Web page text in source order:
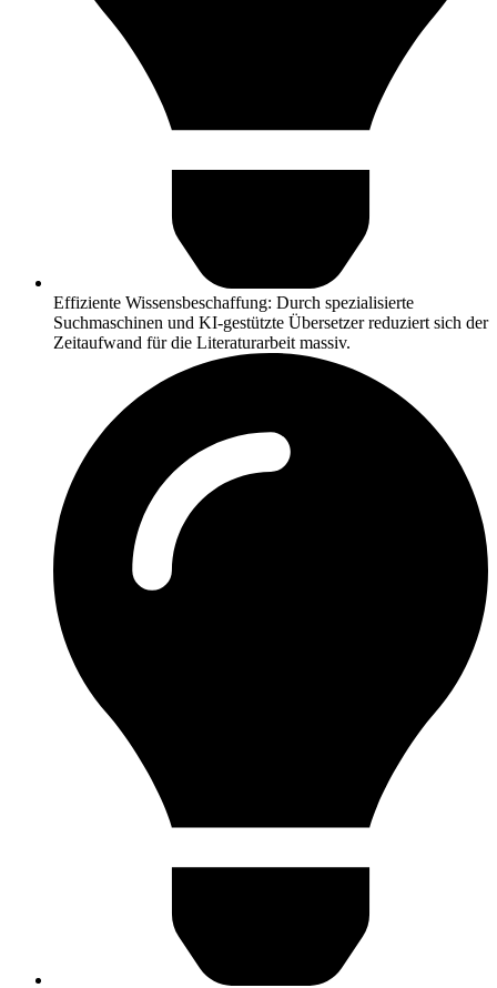
Effiziente Wissensbeschaffung: Durch spezialisierte
Suchmaschinen und KI-gestützte Übersetzer reduziert sich der
Zeitaufwand für die Literaturarbeit massiv.